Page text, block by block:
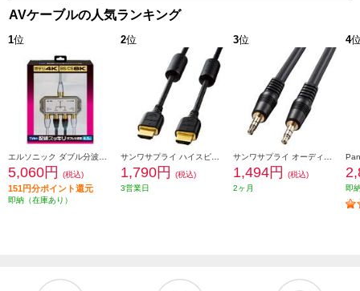
AVケーブルの人気ランキング
1位
5,060円 (税込)
151円分ポイント還元
即納（在庫あり）
2位
1,790円
(税込)
3営業日
3位
1,494円
(税込)
2ヶ月
4
即